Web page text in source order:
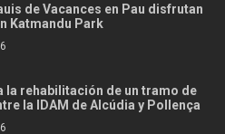
de Vacances en Pau disfrutan
Katmandu Park
la rehabilitación de un tramo de
la IDAM de Alcúdia y Pollença